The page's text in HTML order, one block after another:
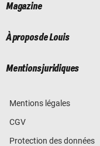
Magazine
À propos de Louis
Mentions juridiques
Mentions légales
CGV
Protection des données